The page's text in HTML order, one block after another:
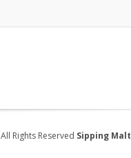
All Rights Reserved Sipping Malt